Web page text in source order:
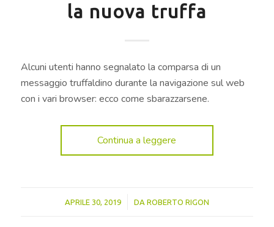
la nuova truffa
Alcuni utenti hanno segnalato la comparsa di un
messaggio truffaldino durante la navigazione sul web
con i vari browser: ecco come sbarazzarsene.
Continua a leggere
APRILE 30, 2019
/ DA ROBERTO RIGON